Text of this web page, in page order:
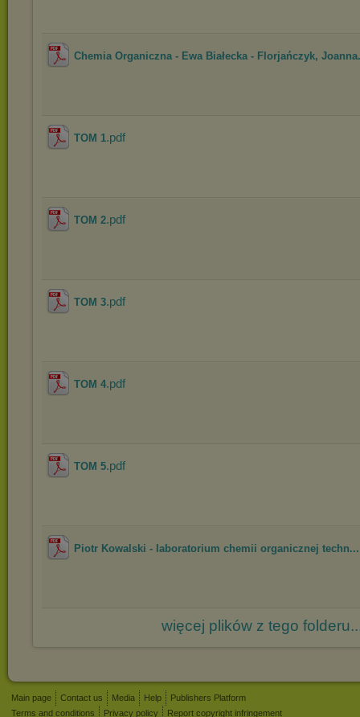
Chemia Organiczna - Ewa Białecka - Florjańczyk,
TOM 1.pdf
TOM 2.pdf
TOM 3.pdf
TOM 4.pdf
TOM 5.pdf
Piotr Kowalski - laboratorium chemii organicznej techn...
więcej plików z tego
Main page Contact us Media Help
Publishers Platform
Terms and conditions
Privacy policy Report copyright infringement